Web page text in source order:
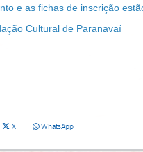
e as fichas de inscrição
Cultural de Paranavaí
X WhatsApp